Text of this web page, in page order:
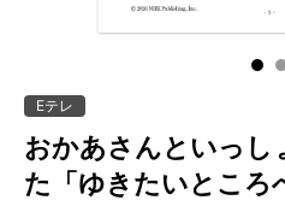
Eテレ
おかあさんといっし
た「ゆきたいところ